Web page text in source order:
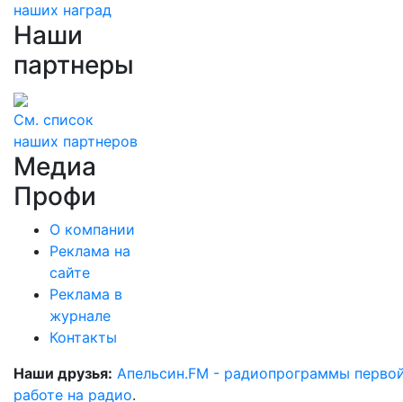
наших наград
Наши
партнеры
См. список
наших партнеров
Медиа
Профи
О компании
Реклама на
сайте
Реклама в
журнале
Контакты
Наши друзья: Апельсин.FM - радиопрограммы
работе на радио.